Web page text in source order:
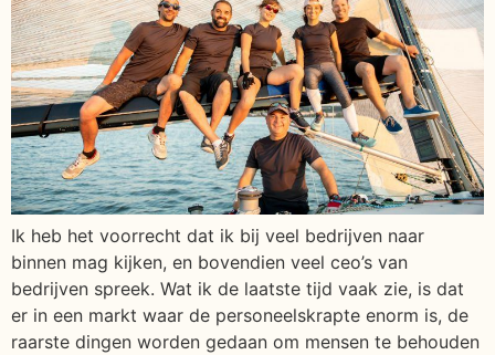
Ik heb het voorrecht dat ik bij veel bedrijven naar
binnen mag kijken, en bovendien veel ceo’s van
bedrijven spreek. Wat ik de laatste tijd vaak zie, is dat
er in een markt waar de personeelskrapte enorm is, de
raarste dingen worden gedaan om mensen te behouden